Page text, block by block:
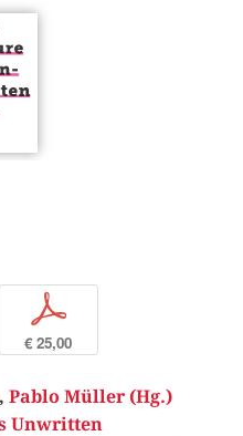
p
€ 25,00
Pablo Müller (Hg.)
Unwritten